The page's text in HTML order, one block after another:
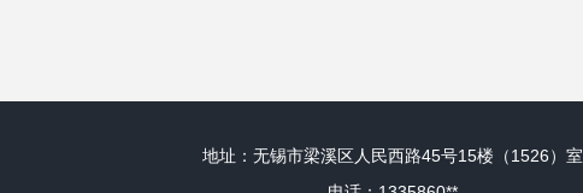
地址：无锡市梁溪区人民西路45号15楼（1526）室